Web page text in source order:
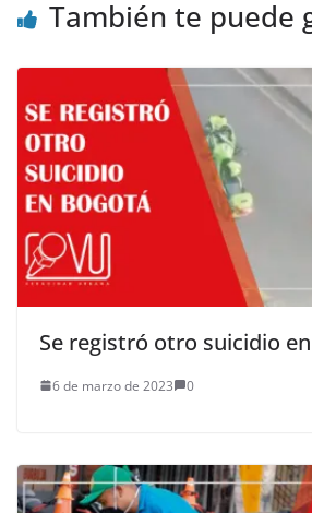
También te puede
Se registró otro suicidio
6 de marzo de 2023 0